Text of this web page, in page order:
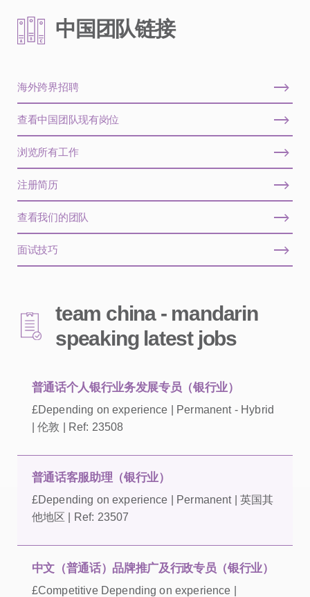
中国团队链接
海外跨界招聘
查看中国团队现有岗位
浏览所有工作
注册简历
查看我们的团队
面试技巧
team china - mandarin
speaking latest jobs
普通话个人银行业务发展专员（银行业）
£Depending on experience | Permanent - Hybrid
| 伦敦 | Ref: 23508
普通话客服助理（银行业）
£Depending on experience | Permanent | 英国其
他地区 | Ref: 23507
中文（普通话）品牌推广及行政专员（银行业）
£Competitive Depending on experience |